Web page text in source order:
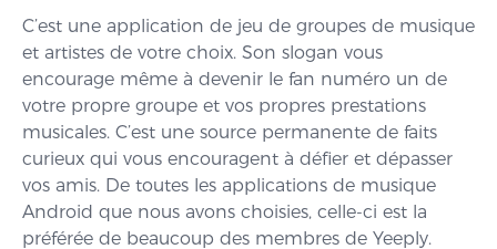
C’est une application de jeu de groupes de musique
et artistes de votre choix. Son slogan vous
encourage même à devenir le fan numéro un de
votre propre groupe et vos propres prestations
musicales. C’est une source permanente de faits
curieux qui vous encouragent à défier et dépasser
vos amis. De toutes les applications de musique
Android que nous avons choisies, celle-ci est la
préférée de beaucoup des membres de Yeeply.